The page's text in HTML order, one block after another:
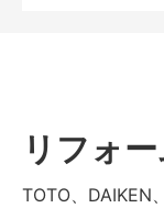
リフォ
TOTO、DAIKEN